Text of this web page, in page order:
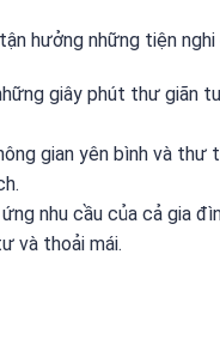
hưởng những tiện nghi
giây phút thư giãn
gian yên bình và
nhu cầu của cả gia
và thoải mái.